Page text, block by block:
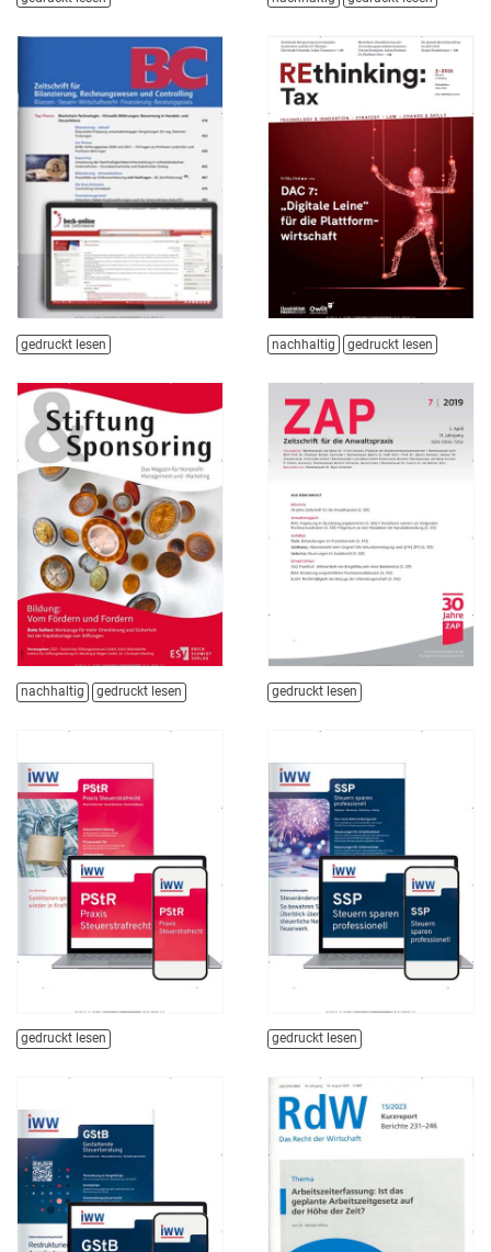
gedruckt lesen nachhaltig gedruckt lesen
nachhaltig gedruckt lesen gedruckt lesen
gedruckt lesen gedruckt lesen